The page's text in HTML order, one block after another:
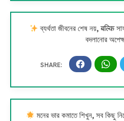
ব্যর্থতা জীবনের শেষ নয়, बल्कि
বদলানোর
মনের ভার কমাতে শিখুন, সব কিছু